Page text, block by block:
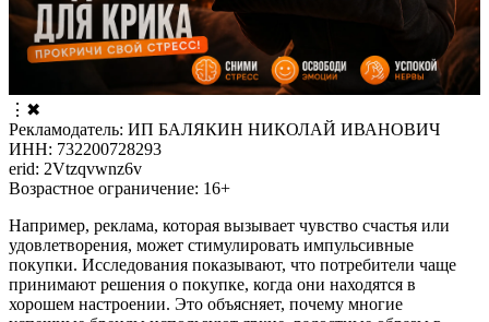
⋮ ✖
Рекламодатель: ИП БАЛЯКИН НИКОЛАЙ ИВАНОВИЧ
ИНН: 732200728293
erid: 2Vtzqvwnz6v
Возрастное ограничение: 16+
Например, реклама, которая вызывает чувство счастья или
удовлетворения, может стимулировать импульсивные
покупки. Исследования показывают, что потребители чаще
принимают решения о покупке, когда они находятся в
хорошем настроении. Это объясняет, почему многие